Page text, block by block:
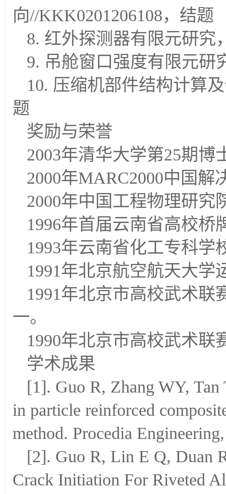
向//KKK0201206108，结题
8. 红外探测器有限元研究
9. 吊舱窗口强度有限元研
10. 压缩机部件结构计算
题
奖励与荣誉
2003年清华大学第25期
2000年MARC2000中国
2000年中国工程物理研究
1996年首届云南省高校桥
1993年云南省化工专科学
1991年北京航空航天大学
1991年北京市高校武术
一。
1990年北京市高校武术联
学术成果
[1]. Guo R, Zhang WY,
in particle reinforced
method. Procedia
[2]. Guo R, Lin E Q, Duan
Crack Initiation For Riveted